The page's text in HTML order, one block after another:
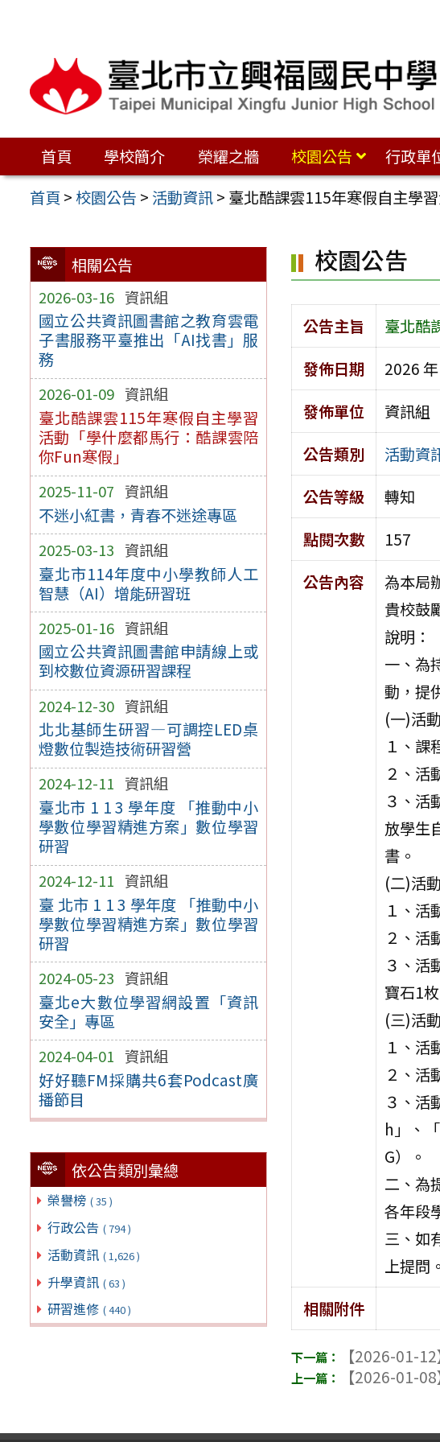
區
首頁 學校簡介 榮耀之牆 校園公告 行政單
首頁 >校園公告 > 活動資訊> 臺北酷課雲115年寒假自主學
相關公告
2026-03-16 資訊組
國立公共資訊圖書館之教育雲電
子書服務平臺推出「AI找書」服
務
2026-01-09 資訊組
臺北酷課雲115年寒假自主學習
活動「學什麼都馬行：酷課雲陪
你Fun寒假」
2025-11-07 資訊組
不迷小紅書，青春不迷途專區
2025-03-13 資訊組
臺北市114年度中小學教師人工
智慧（AI）增能研習班
2025-01-16 資訊組
國立公共資訊圖書館申請線上或
到校數位資源研習課程
2024-12-30 資訊組
北北基師生研習—可調控LED桌
燈數位製造技術研習營
2024-12-11 資訊組
臺北市 1 1 3 學年度 「推動中小
學數位學習精進方案」數位學習
研習
2024-12-11 資訊組
臺 北市 1 1 3 學年度 「推動中小
學數位學習精進方案」數位學習
研習
2024-05-23 資訊組
臺北e大數位學習網設置「資訊
安全」專區
2024-04-01 資訊組
好好聽FM採購共6套Podcast廣
播節目
依公告類別彙總
榮譽榜 ( 35 )
行政公告 ( 794 )
活動資訊 ( 1,626 )
升學資訊 ( 63 )
研習進修 ( 440 )
校園公告
公告主旨
臺北酷
發佈日期
2026
發佈單位
資訊組
公告類別
活動資
公告等級
轉知
點閱次數
157
公告內容
為本局
貴校鼓
說明：
一、為
動，提
(一)活
１、課
２、活
３、活
放學生
書。
(二)活
１、活
２、活
３、活
寶石1
(三)活
１、活
２、活
３、活
h」、
G）。
二、為
各年段
三、如
上提問。
相關附件
【2026-01-12
【2026-01-08